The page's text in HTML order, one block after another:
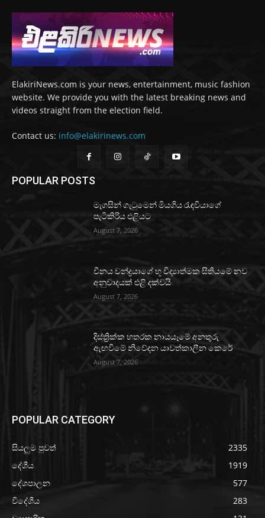
ElakiriNews.com is your news, entertainment, music fashion
website. We provide you with the latest breaking news and
videos straight from the election field.
Contact us: info@elakirinews.com
POPULAR POSTS
මැගසින් ගැටුමෙන් මියගිය රැඳවියාගේ
පැටිකිරිය එළියට
August 7, 2026
චීනය චන්ද්‍රයාගේ භූ විද්‍යාත්මක සිතියමේ නව
අනුවාදයක් එළි දක්වයි
August 7, 2026
දිස්ත්‍රික්ක හතරක නායයෑමේ අනතුරු
ඇඟවීමේ නිවේදන යාවත්කාලීන කෙරේ
August 7, 2026
POPULAR CATEGORY
සියලුම පුවත්
2335
දේශීය
1919
දේශපාලන
577
විදේශීය
283